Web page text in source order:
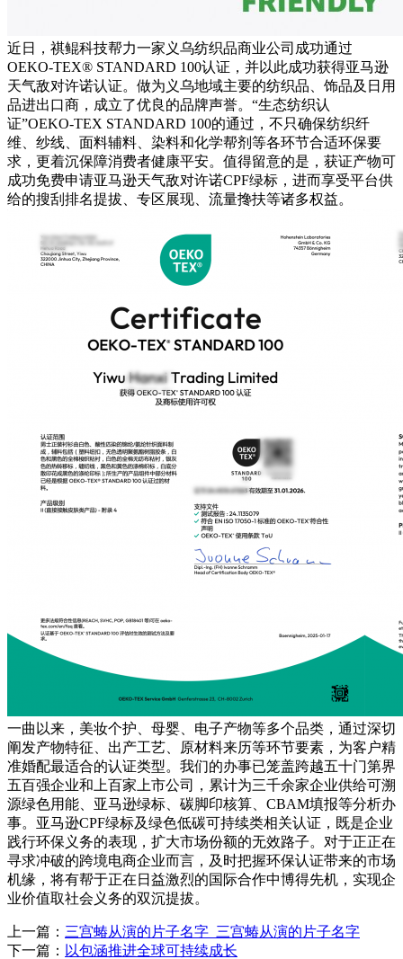
近日，祺鲲科技帮力一家义乌纺织品商业公司成功通过
OEKO-TEX® STANDARD 100认证，并以此成功获得亚马逊
天气敌对许诺认证。做为义乌地域主要的纺织品、饰品及日用
品进出口商，成立了优良的品牌声誉。“生态纺织认
证”OEKO-TEX STANDARD 100的通过，不只确保纺织纤
维、纱线、面料辅料、染料和化学帮剂等各环节合适环保要
求，更着沉保障消费者健康平安。值得留意的是，获证产物可
成功免费申请亚马逊天气敌对许诺CPF绿标，进而享受平台供
给的搜刮排名提拔、专区展现、流量搀扶等诸多权益。
一曲以来，美妆个护、母婴、电子产物等多个品类，通过深切
阐发产物特征、出产工艺、原材料来历等环节要素，为客户精
准婚配最适合的认证类型。我们的办事已笼盖跨越五十门第界
五百强企业和上百家上市公司，累计为三千余家企业供给可溯
源绿色用能、亚马逊绿标、碳脚印核算、CBAM填报等分析办
事。亚马逊CPF绿标及绿色低碳可持续类相关认证，既是企业
践行环保义务的表现，扩大市场份额的无效路子。对于正正在
寻求冲破的跨境电商企业而言，及时把握环保认证带来的市场
机缘，将有帮于正在日益激烈的国际合作中博得先机，实现企
业价值取社会义务的双沉提拔。
上一篇： 三宫蝽从演的片子名字_三宫蝽从演的片子名字
下一篇： 以包涵推进全球可持续成长